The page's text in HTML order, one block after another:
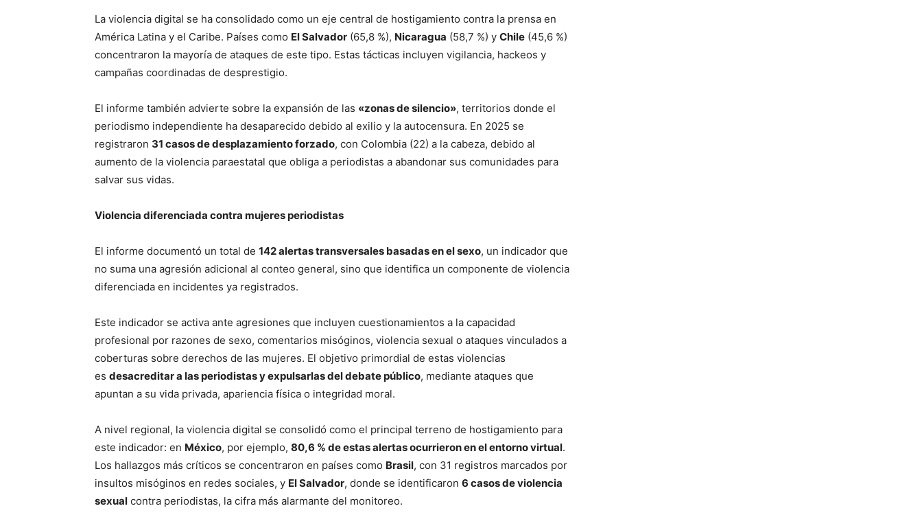
La violencia digital se ha consolidado como un eje central de hostigamiento contra la prensa en
América Latina y el Caribe. Países como El Salvador (65,8 %), Nicaragua (58,7 %) y Chile (45,6 %)
concentraron la mayoría de ataques de este tipo. Estas tácticas incluyen vigilancia, hackeos y
campañas coordinadas de desprestigio.
El informe también advierte sobre la expansión de las «zonas de silencio», territorios donde el
periodismo independiente ha desaparecido debido al exilio y la autocensura. En 2025 se
registraron 31 casos de desplazamiento forzado, con Colombia (22) a la cabeza, debido al
aumento de la violencia paraestatal que obliga a periodistas a abandonar sus comunidades para
salvar sus vidas.
Violencia diferenciada contra mujeres periodistas
El informe documentó un total de 142 alertas transversales basadas en el sexo, un indicador que
no suma una agresión adicional al conteo general, sino que identifica un componente de violencia
diferenciada en incidentes ya registrados.
Este indicador se activa ante agresiones que incluyen cuestionamientos a la capacidad
profesional por razones de sexo, comentarios misóginos, violencia sexual o ataques vinculados a
coberturas sobre derechos de las mujeres. El objetivo primordial de estas violencias
es desacreditar a las periodistas y expulsarlas del debate público, mediante ataques que
apuntan a su vida privada, apariencia física o integridad moral.
A nivel regional, la violencia digital se consolidó como el principal terreno de hostigamiento para
este indicador: en México, por ejemplo, 80,6 % de estas alertas ocurrieron en el entorno virtual.
Los hallazgos más críticos se concentraron en países como Brasil, con 31 registros marcados por
insultos misóginos en redes sociales, y El Salvador, donde se identificaron 6 casos de violencia
sexual contra periodistas, la cifra más alarmante del monitoreo.